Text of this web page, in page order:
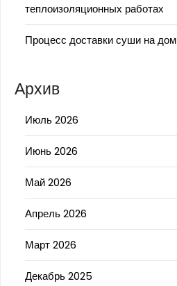
теплоизоляционных работах
Процесс доставки суши на дом
Архив
Июль 2026
Июнь 2026
Май 2026
Апрель 2026
Март 2026
Декабрь 2025